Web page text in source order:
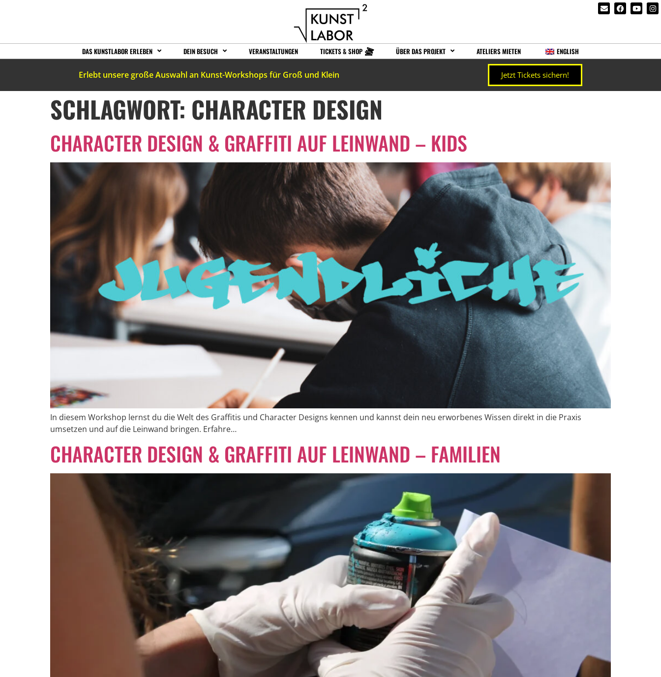
DAS KUNSTLABOR ERLEBEN DEIN BESUCH VERANSTALTUNGEN TICKETS & SHOP ÜBER DAS PROJEKT ATELIERS MIETEN ENGLISH
Erlebt unsere große Auswahl an Kunst-Workshops für Groß und Klein Jetzt Tickets sichern!
SCHLAGWORT: CHARACTER DESIGN
CHARACTER DESIGN & GRAFFITI AUF LEINWAND – KIDS
In diesem Workshop lernst du die Welt des Graffitis und Character Designs kennen und kannst dein neu erworbenes Wissen direkt in die Praxis
umsetzen und auf die Leinwand bringen. Erfahre…
CHARACTER DESIGN & GRAFFITI AUF LEINWAND – FAMILIEN